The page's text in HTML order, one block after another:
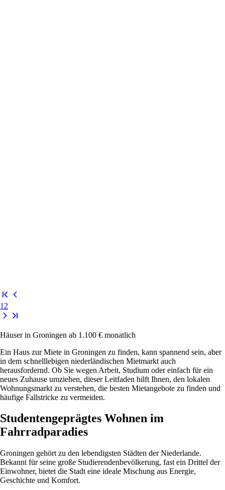
1 2
Häuser in Groningen ab 1.100 € monatlich
Ein Haus zur Miete in Groningen zu finden, kann spannend sein, aber
in dem schnelllebigen niederländischen Mietmarkt auch
herausfordernd. Ob Sie wegen Arbeit, Studium oder einfach für ein
neues Zuhause umziehen, dieser Leitfaden hilft Ihnen, den lokalen
Wohnungsmarkt zu verstehen, die besten Mietangebote zu finden und
häufige Fallstricke zu vermeiden.
Studentengeprägtes Wohnen im
Fahrradparadies
Groningen gehört zu den lebendigsten Städten der Niederlande.
Bekannt für seine große Studierendenbevölkerung, fast ein Drittel der
Einwohner, bietet die Stadt eine ideale Mischung aus Energie,
Geschichte und Komfort.